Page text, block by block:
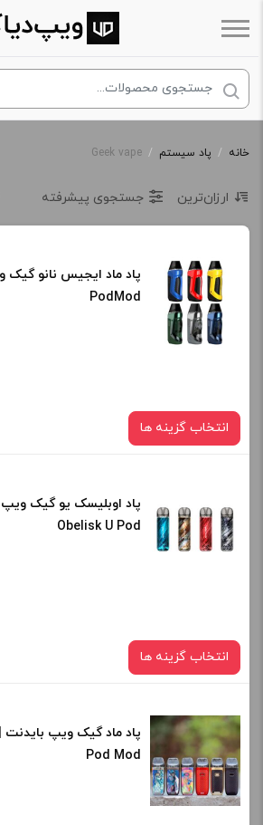
خانه / پاد سیستم /
Geek vape
ارزان‌ترین جستجوی پیشرفته
PodMod
انتخاب گزینه ها
رنگ:
blue
+
Obelisk U Pod
انتخاب گزینه ها
رنگ:
Pod Mod